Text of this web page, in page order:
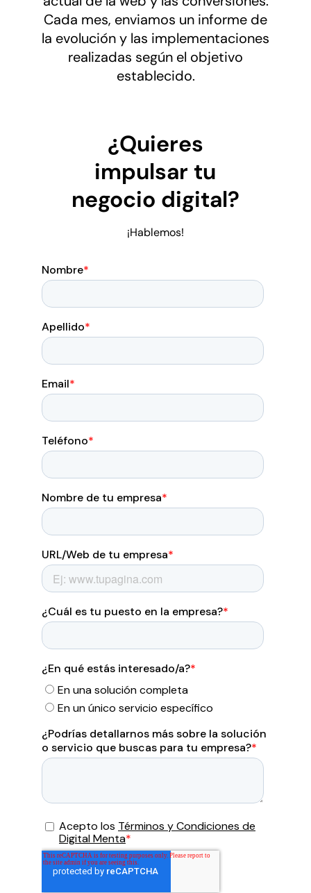
Cada mes, enviamos un informe de
la evolución y las implementaciones
realizadas según el objetivo
establecido.
¿Quieres
impulsar tu
negocio digital?
¡Hablemos!